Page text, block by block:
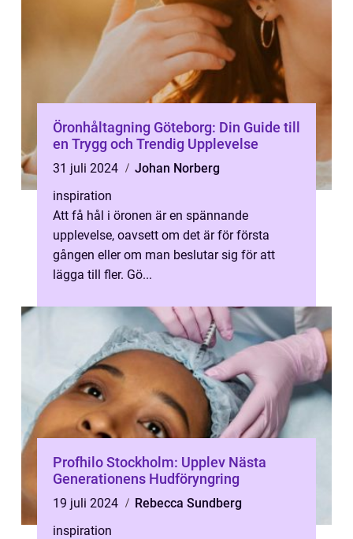
Öronhåltagning Göteborg: Din Guide till
en Trygg och Trendig Upplevelse
31 juli 2024
Johan Norberg
inspiration
Att få hål i öronen är en spännande
upplevelse, oavsett om det är för första
gången eller om man beslutar sig för att
lägga till fler. Gö...
Profhilo Stockholm: Upplev Nästa
Generationens Hudföryngring
19 juli 2024
Rebecca Sundberg
inspiration